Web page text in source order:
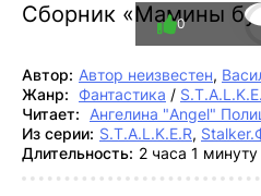
Сборник «Мамины
0
Автор: Автор неизвестен,
Жанр:
Фантастика /
Читает:
Ангелина "Angel"
Из серии: S.T.A.L.K.E.R,
Длительность: 2 часа 1 минуту